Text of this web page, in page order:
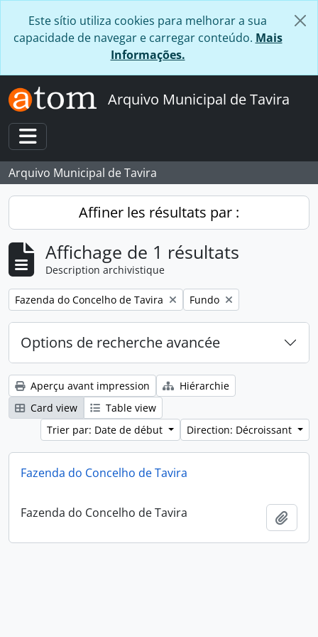
Este sítio utiliza cookies para melhorar a sua
capacidade de navegar e carregar conteúdo. Mais
Informações.
Arquivo Municipal de Tavira
Toggle navigation
Arquivo Municipal de Tavira
Affiner les résultats par :
Affichage de 1 résultats
Description archivistique
Remove filter:
Fazenda do Concelho de Tavira Remove filter:
Fundo
Options de recherche avancée
Aperçu avant impression
Hiérarchie
Card view
Table view
Trier par: Date de début
Direction: Décroissant
Fazenda do Concelho de Tavira
Fazenda do Concelho de Tavira